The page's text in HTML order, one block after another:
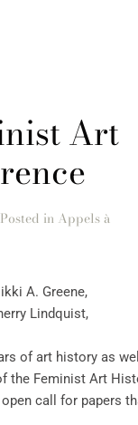
Art
in Appels à
A. Greene,
Lindquist,
of art history as
the Feminist Art
call for papers